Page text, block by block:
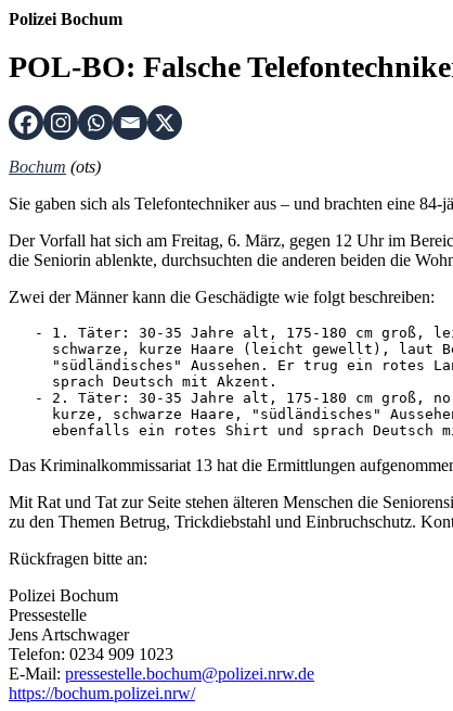
Polizei Bochum
POL-BO: Falsche
Bochum (ots)
Sie gaben sich als Telefontechniker aus – und brachten eine
Der Vorfall hat sich am Freitag, 6. März, gegen 12 Uhr im
die Seniorin ablenkte, durchsuchten die anderen beiden die
Zwei der Männer kann die Geschädigte wie folgt beschreiben:
- 1. Täter: 30-35 Jahre alt, 175-180 cm groß,
schwarze, kurze Haare (leicht gewellt), laut
"südländisches" Aussehen. Er trug ein rotes
     sprach Deutsch mit Akzent.
- 2. Täter: 30-35 Jahre alt, 175-180 cm groß,
kurze, schwarze Haare, "südländisches"
ebenfalls ein rotes Shirt und sprach Deutsch
Das Kriminalkommissariat 13 hat die Ermittlungen
Mit Rat und Tat zur Seite stehen älteren Menschen die
zu den Themen Betrug, Trickdiebstahl und Einbruchschutz.
Rückfragen bitte an:
Polizei Bochum
Pressestelle
Jens Artschwager
Telefon: 0234 909 1023
E-Mail: pressestelle.bochum@polizei.nrw.de
https://bochum.polizei.nrw/